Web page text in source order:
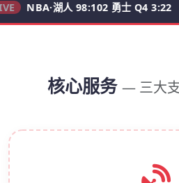
湖人 98:102 勇士 Q4 3:22 LIVE
核心服务 — 三大